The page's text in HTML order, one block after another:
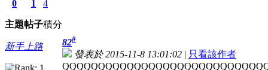
0
主題
1
帖子
4
積分
新手上路 82#
發表於 2015-11-8 13:01:02 | 只看該作者